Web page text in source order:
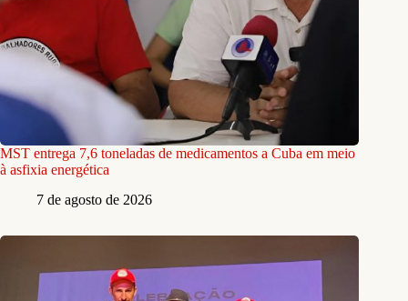
MST entrega 7,6 toneladas de medicamentos a Cuba em meio
à asfixia energética
7 de agosto de 2026